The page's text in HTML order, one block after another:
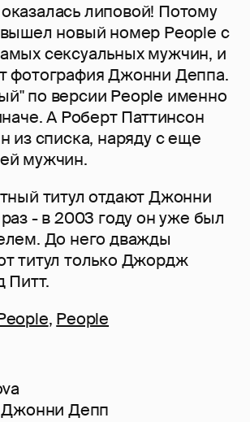
липовой! Потому
вышел новый номер People с
сексуальных мужчин, и
фотография Джонни Деппа.
по версии People именно
А Роберт Паттинсон
из списка, наряду с еще
мужчин.
титул отдают Джонни
- в 2003 году он уже был
До него дважды
титул только Джордж
Питт.
, People
Джонни Депп